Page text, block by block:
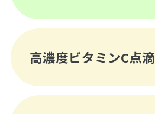
高濃度ビタミンC点滴